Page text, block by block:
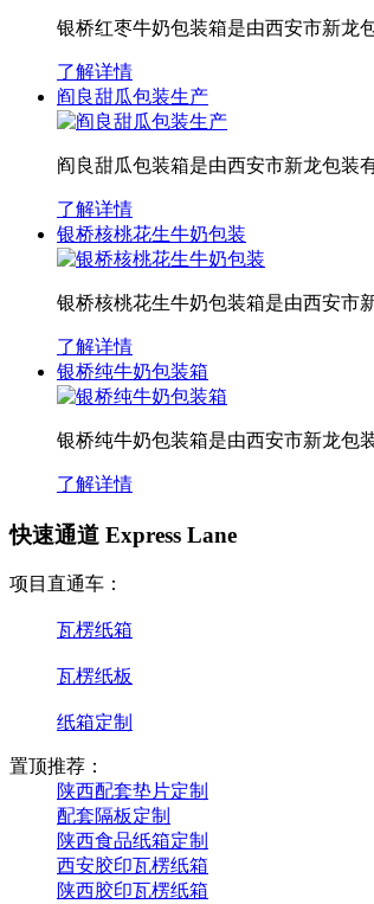
银桥红枣牛奶包装箱是由西安市新龙
了解详情
阎良甜瓜包装生产
阎良甜瓜包装箱是由西安市新龙包装
了解详情
银桥核桃花生牛奶包装
银桥核桃花生牛奶包装箱是由西安市
了解详情
银桥纯牛奶包装箱
银桥纯牛奶包装箱是由西安市新龙包
了解详情
快速通道 Express Lane
项目直通车：
瓦楞纸箱
瓦楞纸板
纸箱定制
置顶推荐：
陕西配套垫片定制
配套隔板定制
陕西食品纸箱定制
西安胶印瓦楞纸箱
陕西胶印瓦楞纸箱